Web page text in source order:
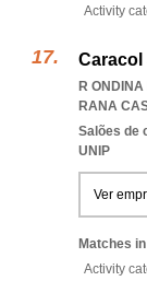
Activity
Caracol
R
RANA
Salões de
UNIP
Ver
Matches
Activity